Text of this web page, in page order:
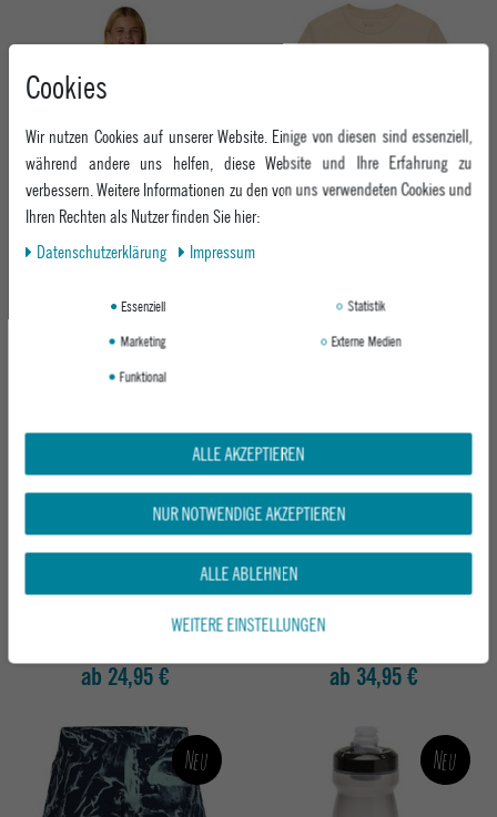
FOX KINDER T-SHIRT K'S ABSOLUTE
TEE
24,95 € ab 24,95 €
FOX KINDER T-SHIRT K'S IMAGE PRINT
ab 24,95 €
FOX KINDER BIKE OBERTEIL YTH
RANGER JERSEY FOX HEAD
ab 34,95 €
Neu Neu
Cookies
Wir nutzen Cookies auf unserer Website. Einige von diesen sind essenziell,
während andere uns helfen, diese Website und Ihre Erfahrung zu
verbessern. Weitere Informationen zu den von uns verwendeten Cookies und
Ihren Rechten als Nutzer finden Sie hier:
Daten­schutz­erklärung
Impressum
Essenziell
Statistik
Marketing
Externe Medien
Funktional
ALLE AKZEPTIEREN
NUR NOTWENDIGE AKZEPTIEREN
ALLE ABLEHNEN
WEITERE EINSTELLUNGEN